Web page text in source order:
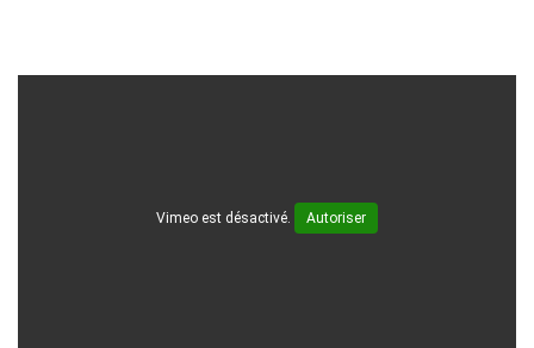
Vimeo est désactivé. Autoriser